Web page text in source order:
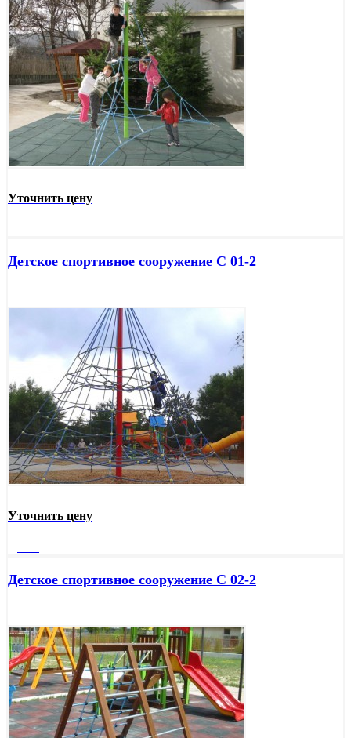
Уточнить цену
Детское спортивное сооружение С 01-2
Уточнить цену
Детское спортивное сооружение С 02-2